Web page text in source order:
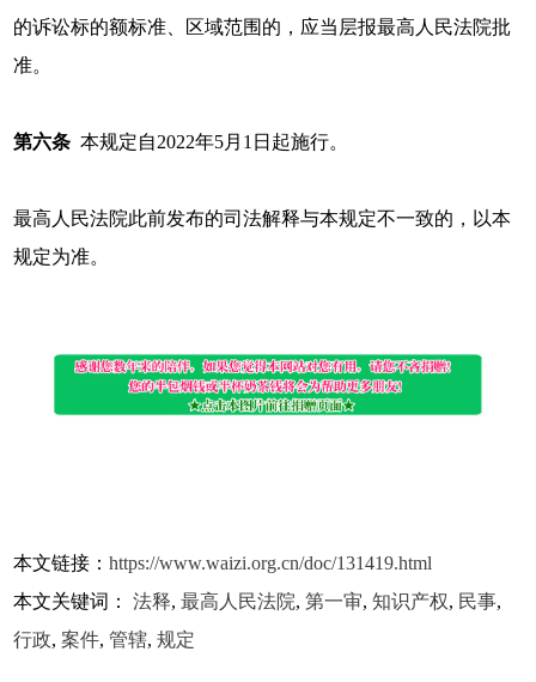
的诉讼标的额标准、区域范围的，应当层报最高人民法院批
准。
第六条 本规定自2022年5月1日起施行。
最高人民法院此前发布的司法解释与本规定不一致的，以本
规定为准。
本文链接：https://www.waizi.org.cn/doc/131419.html
本文关键词：法释,最高人民法院,第一审,知识产权, 民事,
行政,案件,管辖,规定